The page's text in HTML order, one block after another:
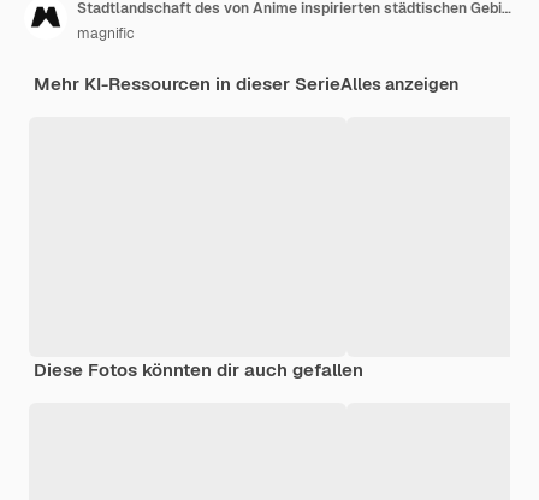
Stadtlandschaft des von Anime inspirierten städtischen Gebiets
magnific
Mehr KI-Ressourcen in dieser SerieAlles anzeigen
Diese Fotos könnten dir auch gefallen